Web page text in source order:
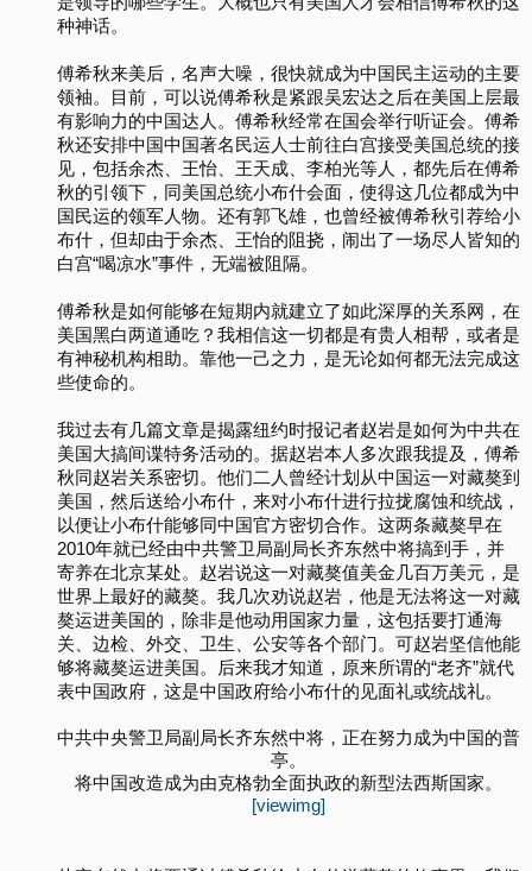
种神话。
傅希秋来美后，名声大噪，很快就成为中国民主运动的主要
领袖。目前，可以说傅希秋是紧跟吴宏达之后在美国上层最
有影响力的中国达人。傅希秋经常在国会举行听证会。傅希
秋还安排中国中国著名民运人士前往白宫接受美国总统的接
见，包括余杰、王怡、王天成、李柏光等人，都先后在傅希
秋的引领下，同美国总统小布什会面，使得这几位都成为中
国民运的领军人物。还有郭飞雄，也曾经被傅希秋引荐给小
布什，但却由于余杰、王怡的阻挠，闹出了一场尽人皆知的
白宫“喝凉水”事件，无端被阻隔。
傅希秋是如何能够在短期内就建立了如此深厚的关系网，在
美国黑白两道通吃？我相信这一切都是有贵人相帮，或者是
有神秘机构相助。靠他一己之力，是无论如何都无法完成这
些使命的。
我过去有几篇文章是揭露纽约时报记者赵岩是如何为中共在
美国大搞间谍特务活动的。据赵岩本人多次跟我提及，傅希
秋同赵岩关系密切。他们二人曾经计划从中国运一对藏獒到
美国，然后送给小布什，来对小布什进行拉拢腐蚀和统战，
以便让小布什能够同中国官方密切合作。这两条藏獒早在
2010年就已经由中共警卫局副局长齐东然中将搞到手，并
寄养在北京某处。赵岩说这一对藏獒值美金几百万美元，是
世界上最好的藏獒。我几次劝说赵岩，他是无法将这一对藏
獒运进美国的，除非是他动用国家力量，这包括要打通海
关、边检、外交、卫生、公安等各个部门。可赵岩坚信他能
够将藏獒运进美国。后来我才知道，原来所谓的“老齐”就代
表中国政府，这是中国政府给小布什的见面礼或统战礼。
中共中央警卫局副局长齐东然中将，正在努力成为中国的普
亭。
将中国改造成为由克格勃全面执政的新型法西斯国家。
[viewimg]